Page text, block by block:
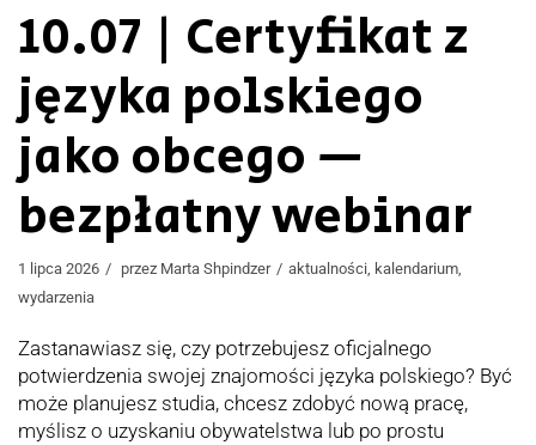
10.07 | Certyfikat z
języka polskiego
jako obcego —
bezpłatny webinar
1 lipca 2026 przez Marta Shpindzer aktualności, kalendarium,
wydarzenia
Zastanawiasz się, czy potrzebujesz oficjalnego
potwierdzenia swojej znajomości języka polskiego? Być
może planujesz studia, chcesz zdobyć nową pracę,
myślisz o uzyskaniu obywatelstwa lub po prostu